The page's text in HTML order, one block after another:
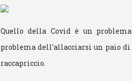
Quello della Covid è un
problema dell’allacciarsi un paio
raccapriccio.